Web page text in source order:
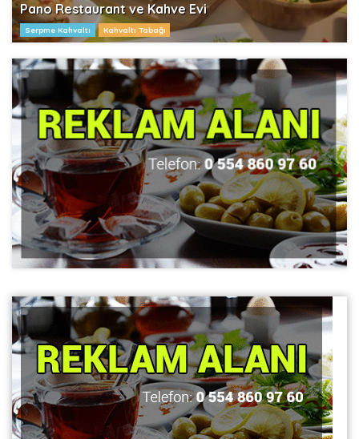
Pano Restaurant ve Kahve Evi
Serpme Kahvaltı Kahvaltı Tabağı